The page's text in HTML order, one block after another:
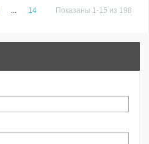
... 14 Показаны 1-15 из 198